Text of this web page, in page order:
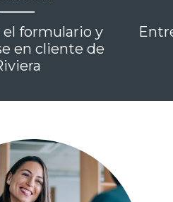
formulario y
en cliente de